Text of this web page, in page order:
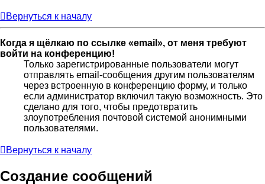
Вернуться к началу
Когда я щёлкаю по ссылке «email», от меня требуют
войти на конференцию!
Только зарегистрированные пользователи могут
отправлять email-сообщения другим пользователям
через встроенную в конференцию форму, и только
если администратор включил такую возможность. Это
сделано для того, чтобы предотвратить
злоупотребления почтовой системой анонимными
пользователями.
Вернуться к началу
Создание сообщений